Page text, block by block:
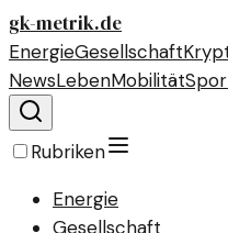
gk-metrik.de
EnergieGesellschaft
NewsLebenMobilität
Rubriken
Energie
Gesellschaft